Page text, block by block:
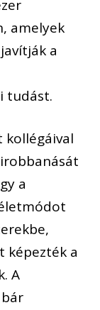
amelyek
a
tudást.
kollégáival
a
képezték a
A